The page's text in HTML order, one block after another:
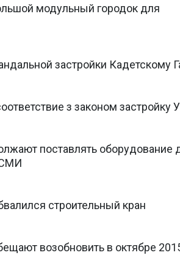
модульный городок для
застройки Кадетскому
з законом
поставлять оборудование
СМИ
строительный кран
возобновить в октябре